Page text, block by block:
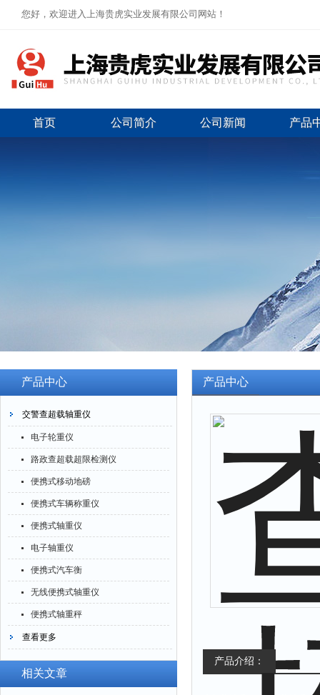
您好，欢迎进入上海贵虎实业发展有限公司网站！
首页 公司简介 公司新闻 产品
产品中心
交警查超载轴重仪
电子轮重仪
路政查超载超限检测仪
便携式移动地磅
便携式车辆称重仪
便携式轴重仪
电子轴重仪
便携式汽车衡
无线便携式轴重仪
便携式轴重秤
查看更多
相关文章
产品中心
产品介绍：